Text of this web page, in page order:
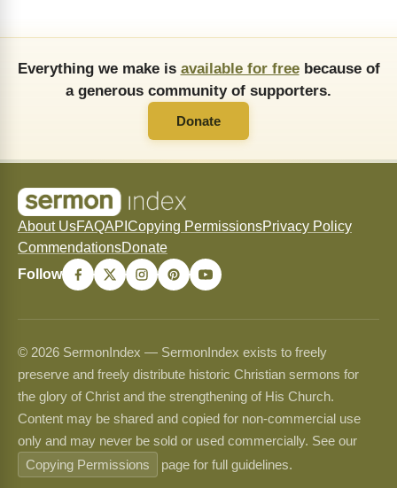
Everything we make is available for freebecause of
a generous community of supporters.
Donate
About UsFAQAPI Copying PermissionsPrivacy Policy
CommendationsDonate
Follow
© 2026 SermonIndex — SermonIndex exists to freely
preserve and freely distribute historic Christian sermons for
the glory of Christ and the strengthening of His Church.
Content may be shared and copied for non-commercial use
only and may never be sold or used commercially. See our
Copying Permissions
page for full guidelines.